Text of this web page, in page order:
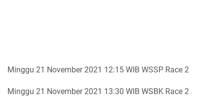
Minggu 21 November 2021 12:15 WIB WSSP Race 2
Minggu 21 November 2021 13:30 WIB WSBK Race 2